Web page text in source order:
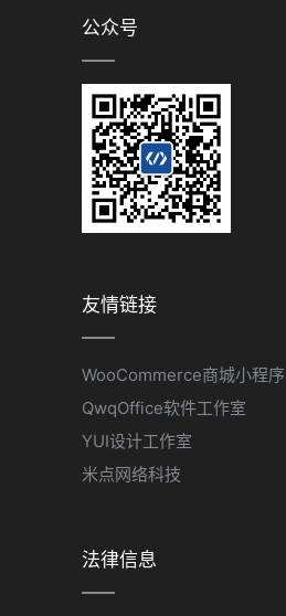
公众号
友情链接
WooCommerce商城小程序
QwqOffice软件工作室
YUI设计工作室
米点网络科技
法律信息